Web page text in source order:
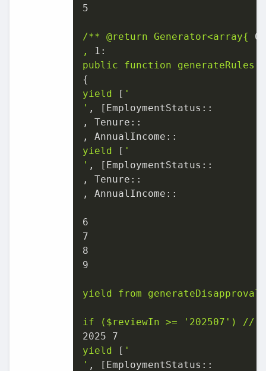
5
/** @return Generator<array{
0:
,
1:
public
function
yield [ '
' , [ EmploymentStatus::
, Tenure::
, AnnualIncome::
yield [ '
' , [ EmploymentStatus::
, Tenure::
, AnnualIncome::
6
7
8
9
yield from
if ($reviewIn >= '202507' )
//
2025 7
yield [ '
' , [ EmploymentStatus::